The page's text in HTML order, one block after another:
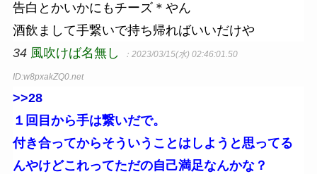
告白とかいかにもチーズ＊やん
酒飲まして手繋いで持ち帰ればいいだけや
34 風吹けば名無し ：2023/03/15(水) 02:46:01.50
ID:w8pxakZQ0.net
>>28
１回目から手は繋いだで。
付き合ってからそういうことはしようと思ってる
んやけどこれってただの自己満足なんかな？